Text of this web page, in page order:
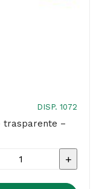
DISP. 1072
trasparente –